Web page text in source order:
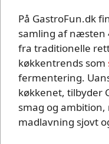
På GastroFun.dk
samling af næsten
fra traditionelle
køkkentrends som
fermentering.
køkkenet, tilbyder
smag og
madlavning sjovt